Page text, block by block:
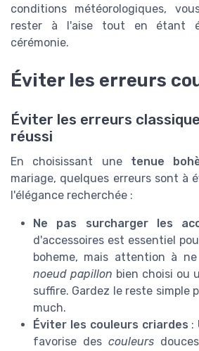
conditions météorologiques,
rester à l'aise tout en étant
cérémonie.
Éviter les erreurs
Éviter les erreurs
réussi
En choisissant une tenue
mariage, quelques erreurs sont à
l'élégance recherchée :
Ne pas surcharger les
d'accessoires est essentiel
boheme, mais attention à
noeud papillon bien choisi ou
suffire. Gardez le reste simple
much.
Éviter les couleurs criardes :
favorise des couleurs